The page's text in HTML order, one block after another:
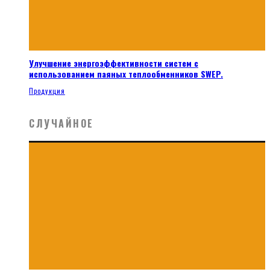
Улучшение энергоэффективности систем с
использованием паяных теплообменников SWEP.
Продукция
СЛУЧАЙНОЕ